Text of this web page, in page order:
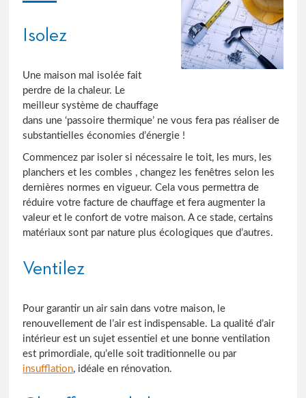
Isolez
Une maison mal isolée fait
perdre de la chaleur. Le
meilleur système de chauffage
dans une ‘passoire thermique’ ne vous fera pas réaliser de
substantielles économies d’énergie !
Commencez par isoler si nécessaire le toit, les murs, les
planchers et les combles , changez les fenêtres selon les
dernières normes en vigueur. Cela vous permettra de
réduire votre facture de chauffage et fera augmenter la
valeur et le confort de votre maison. A ce stade, certains
matériaux sont par nature plus écologiques que d’autres.
Ventilez
Pour garantir un air sain dans votre maison, le
renouvellement de l’air est indispensable. La qualité d’air
intérieur est un sujet essentiel et une bonne ventilation
est primordiale, qu’elle soit traditionnelle ou par
insufflation, idéale en rénovation.